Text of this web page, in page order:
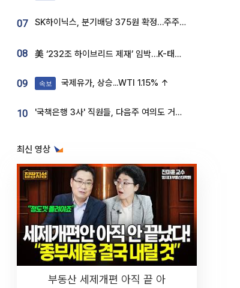
07 SK하이닉스, 분기배당 375원 확정…주주환원책 9월로 앞당겨 발표
08 美 ‘232조 하이브리드 제재’ 임박…K-태양광, 불확실성 털고 날개 다나
09 속보 국제유가, 상승...WTI 1.15% ↑
10 '국책은행 3사' 직원들, 다음주 여의도 거리 나서는 까닭은
최신 영상
부동산 세제개편 아직 끝 아